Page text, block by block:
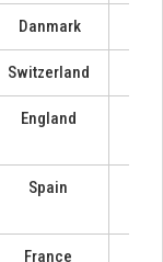
Danmark
Switzerland
England
Spain
France